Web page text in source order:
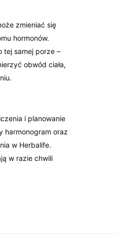
zmieniać się
hormonów.
tej samej porze –
obwód ciała,
i planowanie
harmonogram oraz
w Herbalife.
w razie chwili